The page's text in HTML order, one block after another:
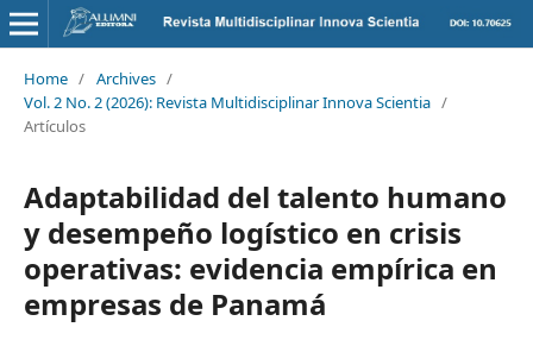
Home / Archives /
Vol. 2 No. 2 (2026): Revista Multidisciplinar Innova Scientia /
Artículos
Adaptabilidad del talento humano
y desempeño logístico en crisis
operativas: evidencia empírica en
empresas de Panamá